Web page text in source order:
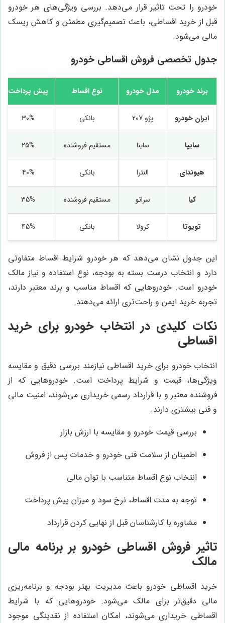
خودرو را تحت تاثیر قرار می‌دهد. بررسی ویژگی‌های هر خودرو
قبل از خرید اقساطی، باعث تصمیم‌گیری مطمئن و کاهش ریسک
مالی می‌شود.
جدول تخصصی فروش اقساطی خودرو
برند خودرو مدل خودرو نوع اقساط پیش پرداخت
ایران خودرو پژو 207 بانکی 30%
سایپا ساینا مستقیم فروشنده 25%
هیوندای النترا بانکی 40%
کیا سراتو مستقیم فروشنده 35%
تویوتا کرولا بانکی 45%
این جدول نشان می‌دهد که هر خودرو شرایط اقساط متفاوتی
دارد و انتخاب درست بسته به بودجه، نوع استفاده و نیاز مالک
خودرو است. خودروهایی که اقساط مناسب و برند معتبر دارند،
تجربه خرید ایمن و راحت‌تری ارائه می‌دهند.
نکات کلیدی در انتخاب خودرو برای خرید
اقساطی
انتخاب خودرو برای خرید اقساطی نیازمند بررسی دقیق و مقایسه
ویژگی‌ها، قیمت و شرایط پرداخت است. خودروهایی که از
فروشنده معتبر و با قرارداد رسمی خریداری می‌شوند، امنیت مالی
و فنی بیشتری دارند.
بررسی قیمت خودرو و مقایسه با ارزش بازار
اطمینان از سلامت فنی خودرو و خدمات پس از فروش
انتخاب نوع اقساط متناسب با توان مالی
توجه به مدت اقساط، نرخ سود و میزان پیش پرداخت
مشاوره با کارشناسان قبل از نهایی کردن قرارداد
تاثیر فروش اقساطی خودرو بر برنامه مالی
مالک
خرید اقساطی خودرو باعث مدیریت بهتر بودجه و برنامه‌ریزی
مالی دقیق‌تر برای مالک می‌شود. خودروهایی که با شرایط
اقساطی خریداری می‌شوند، امکان استفاده از نقدینگی موجود